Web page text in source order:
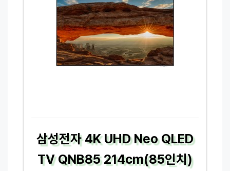
삼성전자 4K UHD Neo QLED
TV QNB85 214cm(85인치)